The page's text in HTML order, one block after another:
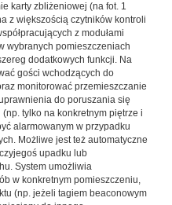
karty zbliżeniowej (na fot. 1
z większością czytników kontroli
z modułami
wybranych pomieszczeniach
dodatkowych funkcji. Na
gości wchodzących do
monitorować przemieszczanie
do poruszania się
tylko na konkretnym piętrze i
alarmowanym w przypadku
Możliwe jest też automatyczne
upadku lub
System umożliwia
w konkretnym pomieszczeniu,
(np. jeżeli tagiem beaconowym